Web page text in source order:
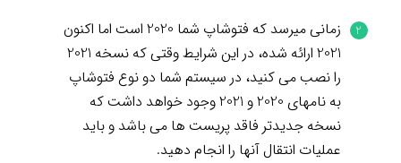
زمانی میرسد که فتوشاپ شما 2020 است اما اکنون
2021 ارائه شده، در این شرایط وقتی که نسخه 2021
را نصب می کنید، در سیستم شما دو نوع فتوشاپ
به نامهای 2020 و 2021 وجود خواهد داشت که
نسخه جدیدتر فاقد پریست ها می باشد و باید
عملیات انتقال آنها را انجام دهید.